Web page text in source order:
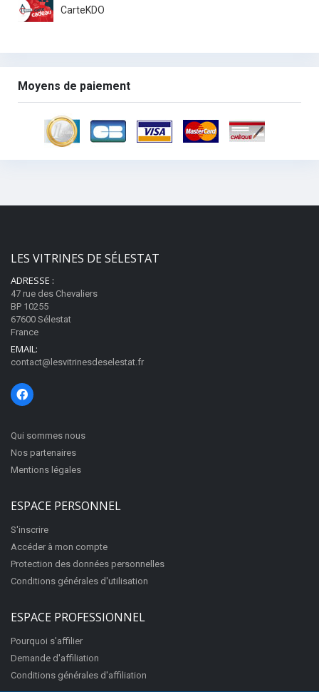
CarteKDO
Moyens de paiement
LES VITRINES DE SÉLESTAT
ADRESSE :
47 rue des Chevaliers
BP 10255
67600 Sélestat
France
EMAIL:
contact@lesvitrinesdeselestat.fr
Qui sommes nous
Nos partenaires
Mentions légales
ESPACE PERSONNEL
S'inscrire
Accéder à mon compte
Protection des données personnelles
Conditions générales d'utilisation
ESPACE PROFESSIONNEL
Pourquoi s'affilier
Demande d'affiliation
Conditions générales d'affiliation